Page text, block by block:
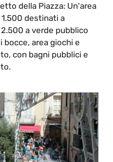
della Piazza: Un'area
destinati a
a verde pubblico
area giochi e
con bagni pubblici e